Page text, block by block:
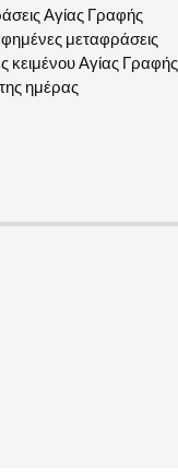
Αγίας Γραφής
μεταφράσεις
κειμένου Αγίας Γραφής
ημέρας